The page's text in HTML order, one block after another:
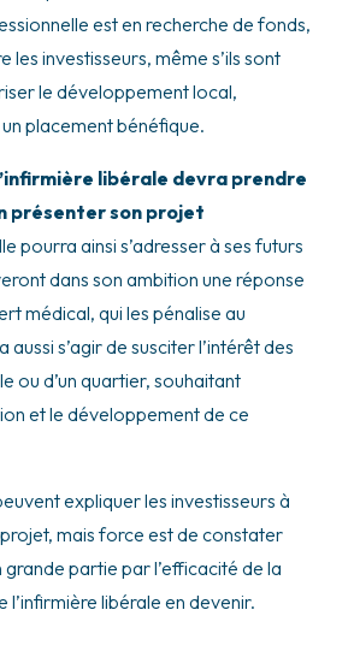
est en recherche de fonds,
les investisseurs, même s’ils sont
le développement local,
placement bénéfique.
libérale devra prendre
présenter son projet
pourra ainsi s’adresser à ses futurs
dans son ambition une réponse
médical, qui les pénalise au
s’agir de susciter l’intérêt des
ou d’un quartier, souhaitant
et le développement de ce
expliquer les investisseurs à
mais force est de constater
grande partie par l’efficacité de la
l’infirmière libérale en devenir.